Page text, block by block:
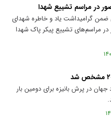
در مراسم تشییع شهدا
ضمن گرامیداشت یاد و خاطره شهدای
مراسم‌های تشییع پیکر پاک شهدا
در پرش بانیزه برای دومین بار